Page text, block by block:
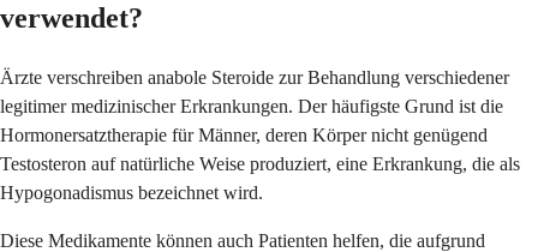
verwendet?
Ärzte verschreiben anabole Steroide zur Behandlung verschiedener
legitimer medizinischer Erkrankungen. Der häufigste Grund ist die
Hormonersatztherapie für Männer, deren Körper nicht genügend
Testosteron auf natürliche Weise produziert, eine Erkrankung, die als
Hypogonadismus bezeichnet wird.
Diese Medikamente können auch Patienten helfen, die aufgrund